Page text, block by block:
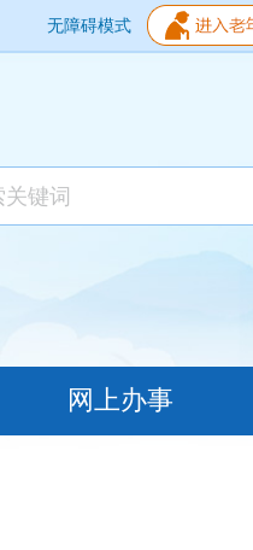
无障碍模式
网上办事